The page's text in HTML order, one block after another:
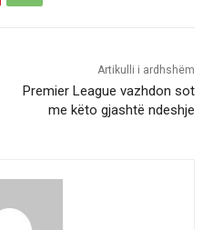
Artikulli i ardhshëm
Premier League vazhdon sot
me këto gjashtë ndeshje